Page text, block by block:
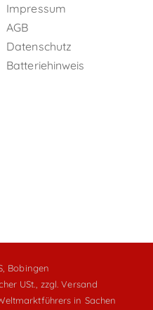
Impressum
AGB
Datenschutz
Batteriehinweis
Bobingen
USt., zzgl. Versand
in Sachen